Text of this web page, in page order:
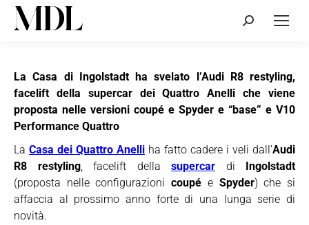
Cerca:
La Casa di Ingolstadt ha svelato l’Audi R8 restyling,
facelift della supercar dei Quattro Anelli che viene
proposta nelle versioni coupé e Spyder e “base” e V10
Performance Quattro
La Casa dei Quattro Anelli ha fatto cadere i veli dall’Audi
R8 restyling, facelift della supercar di Ingolstadt
(proposta nelle configurazionicoupé e Spyder) che si
affaccia al prossimo anno forte di una lunga serie di
novità.